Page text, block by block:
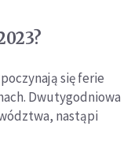
się ferie
Dwutygodniowa
nastąpi